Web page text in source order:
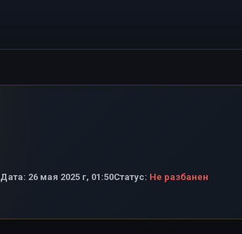
Дата: 26 мая 2025 г, 01:50Статус: Не разбанен